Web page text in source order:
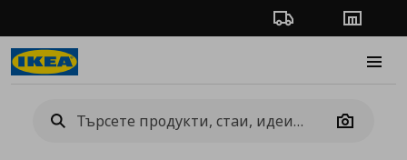
Проследяване на
Camera